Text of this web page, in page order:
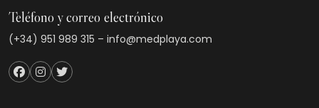
Teléfono y correo electrónico
(+34) 951 989 315 – info@medplaya.com